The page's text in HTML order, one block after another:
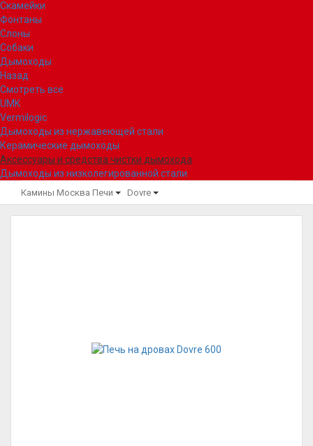
Скамейки
Фонтаны
Слоны
Собаки
Дымоходы
Назад
Смотреть все
UMK
Vermilogic
Дымоходы из нержавеющей стали
Керамические дымоходы
Аксессуары и средства чистки дымохода
Дымоходы из низколегированной стали
Камины Москва Печи Dovre